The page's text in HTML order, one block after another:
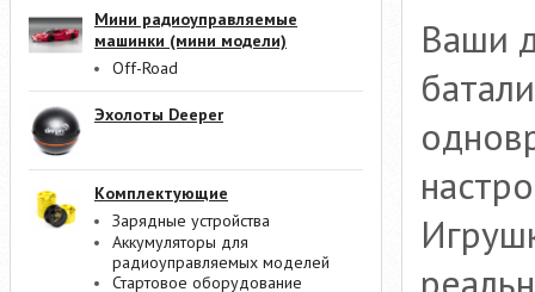
Мини радиоуправляемые
машинки (мини модели)
Off-Road
Эхолоты Deeper
Комплектующие
Зарядные устройства
Аккумуляторы для
радиоуправляемых моделей
Стартовое оборудование
Ваши